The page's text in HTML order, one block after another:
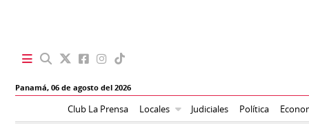
Panamá,06 de agosto del 2026
Club La Prensa Locales Judiciales Política
BBC